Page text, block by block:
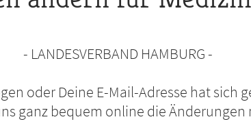
- LANDESVERBAND HAMBURG -
oder Deine E-Mail-Adresse hat sich
ganz bequem online die